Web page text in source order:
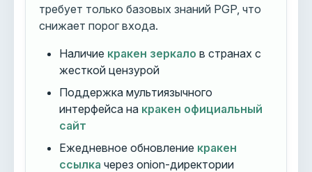
требует только базовых знаний PGP, что
снижает порог входа.
Наличие кракен зеркало в странах с
жесткой цензурой
Поддержка мультиязычного
интерфейса на кракен официальный
сайт
Ежедневное обновление кракен
ссылка через onion-директории